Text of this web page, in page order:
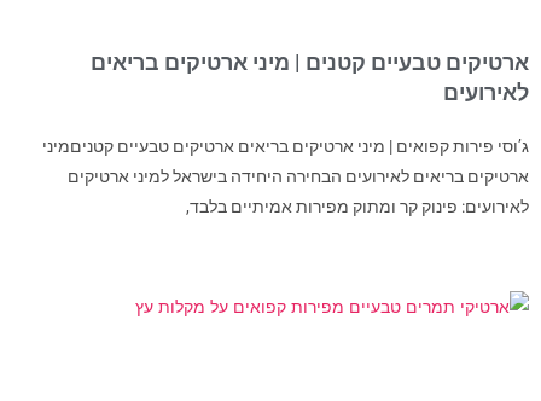
ארטיקים טבעיים קטנים | מיני ארטיקים בריאים
לאירועים
ג’וסי פירות קפואים | מיני ארטיקים בריאים ארטיקים טבעיים קטניםמיני
ארטיקים בריאים לאירועים הבחירה היחידה בישראל למיני ארטיקים
לאירועים: פינוק קר ומתוק מפירות אמיתיים בלבד,